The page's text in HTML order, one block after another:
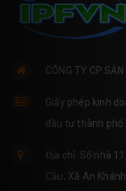
CÔNG TY CP
Giấy phép kinh
đầu tư thành phố
Địa chỉ: Số nhà
Cầu, Xã An